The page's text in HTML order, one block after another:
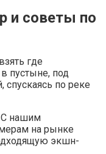
и советы по
где
пустыне, под
спускаясь по реке
С нашим
на рынке
экшн-